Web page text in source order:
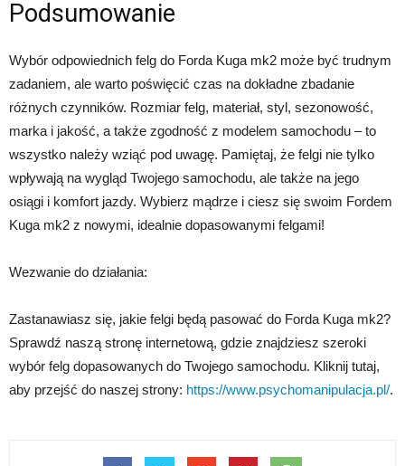
Podsumowanie
Wybór odpowiednich felg do Forda Kuga mk2 może być trudnym
zadaniem, ale warto poświęcić czas na dokładne zbadanie
różnych czynników. Rozmiar felg, materiał, styl, sezonowość,
marka i jakość, a także zgodność z modelem samochodu – to
wszystko należy wziąć pod uwagę. Pamiętaj, że felgi nie tylko
wpływają na wygląd Twojego samochodu, ale także na jego
osiągi i komfort jazdy. Wybierz mądrze i ciesz się swoim Fordem
Kuga mk2 z nowymi, idealnie dopasowanymi felgami!
Wezwanie do działania:
Zastanawiasz się, jakie felgi będą pasować do Forda Kuga mk2?
Sprawdź naszą stronę internetową, gdzie znajdziesz szeroki
wybór felg dopasowanych do Twojego samochodu. Kliknij tutaj,
aby przejść do naszej strony: https://www.psychomanipulacja.pl/.